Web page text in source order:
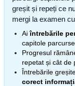
greșit și repeți ce
mergi la examen
Aiîntrebările
capitole
Progresul
repetat și cât de
Întrebările
corect